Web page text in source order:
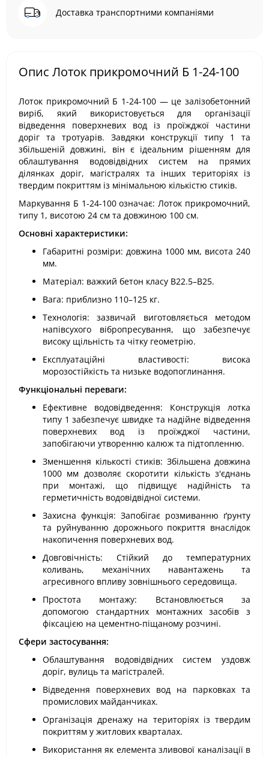
Доставка транспортними компаніями
Опис Лоток прикромочний Б 1-24-100
Лоток прикромочний Б 1-24-100 — це залізобетонний
виріб, який використовується для організації
відведення поверхневих вод із проїжджої частини
доріг та тротуарів. Завдяки конструкції типу 1 та
збільшеній довжині, він є ідеальним рішенням для
облаштування водовідвідних систем на прямих
ділянках доріг, магістралях та інших територіях із
твердим покриттям із мінімальною кількістю стиків.
Маркування Б 1-24-100 означає: Лоток прикромочний,
типу 1, висотою 24 см та довжиною 100 см.
Основні характеристики:
Габаритні розміри: довжина 1000 мм, висота 240
мм.
Матеріал: важкий бетон класу В22.5–В25.
Вага: приблизно 110–125 кг.
Технологія: зазвичай виготовляється методом
напівсухого вібропресування, що забезпечує
високу щільність та чітку геометрію.
Експлуатаційні властивості: висока
морозостійкість та низьке водопоглинання.
Функціональні переваги:
Ефективне водовідведення: Конструкція лотка
типу 1 забезпечує швидке та надійне відведення
поверхневих вод із проїжджої частини,
запобігаючи утворенню калюж та підтопленню.
Зменшення кількості стиків: Збільшена довжина
1000 мм дозволяє скоротити кількість з'єднань
при монтажі, що підвищує надійність та
герметичність водовідвідної системи.
Захисна функція: Запобігає розмиванню ґрунту
та руйнуванню дорожнього покриття внаслідок
накопичення поверхневих вод.
Довговічність: Стійкий до температурних
коливань, механічних навантажень та
агресивного впливу зовнішнього середовища.
Простота монтажу: Встановлюється за
допомогою стандартних монтажних засобів з
фіксацією на цементно-піщаному розчині.
Сфери застосування:
Облаштування водовідвідних систем уздовж
доріг, вулиць та магістралей.
Відведення поверхневих вод на парковках та
промислових майданчиках.
Організація дренажу на територіях із твердим
покриттям у житлових кварталах.
Використання як елемента зливової каналізації в